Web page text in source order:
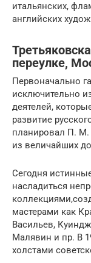
итальянских,
английских
переулке,
Первоначально
исключительно
деятелей,
развитие
планировал П. М.
из величайших
Сегодня
насладиться
мастерами как
Васильев,
Малявин и пр. В
холстами